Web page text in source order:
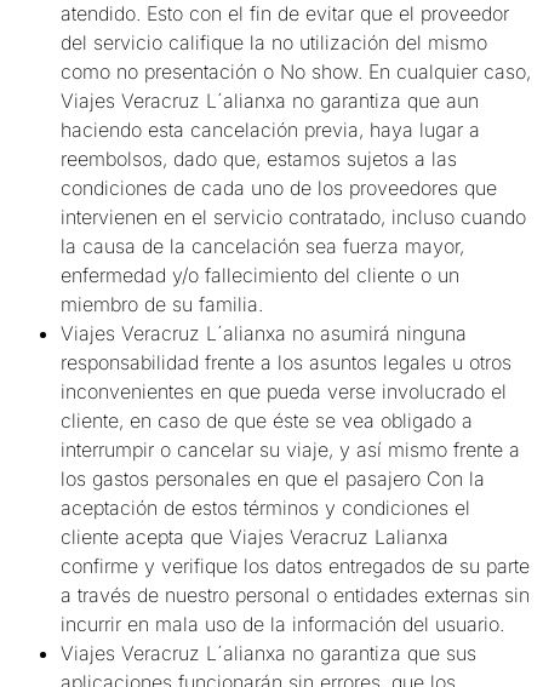
atendido. Esto con el fin de evitar que el proveedor
del servicio califique la no utilización del mismo
como no presentación o No show. En cualquier caso,
Viajes Veracruz L´alianxa no garantiza que aun
haciendo esta cancelación previa, haya lugar a
reembolsos, dado que, estamos sujetos a las
condiciones de cada uno de los proveedores que
intervienen en el servicio contratado, incluso cuando
la causa de la cancelación sea fuerza mayor,
enfermedad y/o fallecimiento del cliente o un
miembro de su familia.
Viajes Veracruz L´alianxa no asumirá ninguna
responsabilidad frente a los asuntos legales u otros
inconvenientes en que pueda verse involucrado el
cliente, en caso de que éste se vea obligado a
interrumpir o cancelar su viaje, y así mismo frente a
los gastos personales en que el pasajero Con la
aceptación de estos términos y condiciones el
cliente acepta que Viajes Veracruz Lalianxa
confirme y verifique los datos entregados de su parte
a través de nuestro personal o entidades externas sin
incurrir en mala uso de la información del usuario.
Viajes Veracruz L´alianxa no garantiza que sus